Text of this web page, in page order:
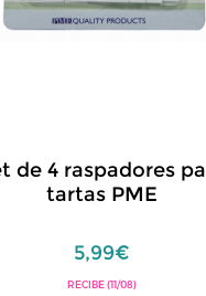
de 4 raspadores
tartas PME
5,99€
RECIBE (11/08)